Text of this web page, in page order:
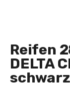
Reifen
DELTA